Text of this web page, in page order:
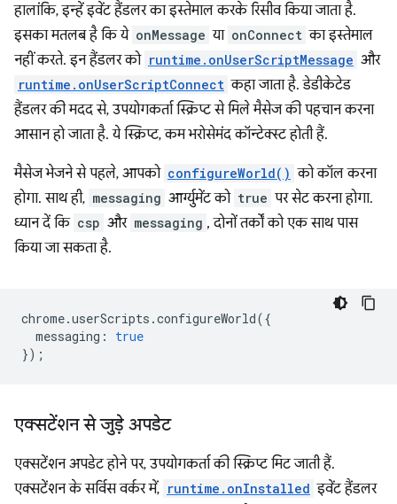
हालांकि, इन्हें इवेंट हैंडलर का इस्तेमाल करके रिसीव किया जाता है.
इसका मतलब है कि ये onMessage या onConnect का इस्तेमाल
नहीं करते. इन हैंडलर को runtime.onUserScriptMessage और
runtime.onUserScriptConnect कहा जाता है. डेडीकेटेड
हैंडलर की मदद से, उपयोगकर्ता स्क्रिप्ट से मिले मैसेज की पहचान करना
आसान हो जाता है. ये स्क्रिप्ट, कम भरोसेमंद कॉन्टेक्स्ट होती हैं.
मैसेज भेजने से पहले, आपको configureWorld() को कॉल करना
होगा. साथ ही, messaging आर्ग्युमेंट को true पर सेट करना होगा.
ध्यान दें कि csp और messaging , दोनों तर्कों को एक साथ पास
किया जा सकता है.
chrome.userScripts .configureWorld({
messaging :
true
});
एक्सटेंशन से जुड़े अपडेट
एक्सटेंशन अपडेट होने पर, उपयोगकर्ता की स्क्रिप्ट मिट जाती हैं.
एक्सटेंशन के सर्विस वर्कर में, runtime.onInstalled इवेंट हैंडलर